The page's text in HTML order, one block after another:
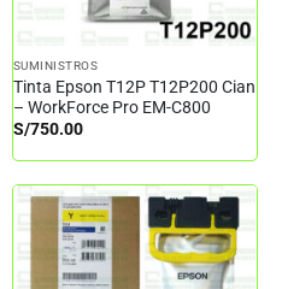
SUMINISTROS
Tinta Epson T12P T12P200 Cian
– WorkForce Pro EM-C800
S/750.00